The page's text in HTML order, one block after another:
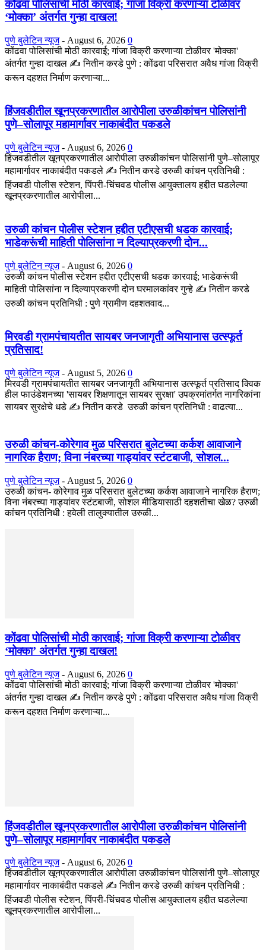
कोंढवा पोलिसांची मोठी कारवाई; गांजा विक्री करणाऱ्या टोळीवर
‘मोक्का’ अंतर्गत गुन्हा दाखल!
पुणे बुलेटिन न्यूज - August 6, 2026 0
कोंढवा पोलिसांची मोठी कारवाई; गांजा विक्री करणाऱ्या टोळीवर 'मोक्का'
अंतर्गत गुन्हा दाखल ✍️ नितीन करडे पुणे : कोंढवा परिसरात अवैध गांजा विक्री
करून दहशत निर्माण करणाऱ्या...
हिंजवडीतील खूनप्रकरणातील आरोपीला उरुळीकांचन पोलिसांनी
पुणे–सोलापूर महामार्गावर नाकाबंदीत पकडले
पुणे बुलेटिन न्यूज - August 6, 2026 0
हिंजवडीतील खूनप्रकरणातील आरोपीला उरुळीकांचन पोलिसांनी पुणे–सोलापूर
महामार्गावर नाकाबंदीत पकडले ✍️ नितीन करडे उरुळी कांचन प्रतिनिधी :
हिंजवडी पोलीस स्टेशन, पिंपरी-चिंचवड पोलीस आयुक्तालय हद्दीत घडलेल्या
खूनप्रकरणातील आरोपीला...
उरुळी कांचन पोलीस स्टेशन हद्दीत एटीएसची धडक कारवाई;
भाडेकरूंची माहिती पोलिसांना न दिल्याप्रकरणी दोन...
पुणे बुलेटिन न्यूज - August 6, 2026 0
उरुळी कांचन पोलीस स्टेशन हद्दीत एटीएसची धडक कारवाई; भाडेकरूंची
माहिती पोलिसांना न दिल्याप्रकरणी दोन घरमालकांवर गुन्हे ✍️ नितीन करडे
उरुळी कांचन प्रतिनिधी : पुणे ग्रामीण दहशतवाद...
मिरवडी ग्रामपंचायतीत सायबर जनजागृती अभियानास उत्स्फूर्त
प्रतिसाद!
पुणे बुलेटिन न्यूज - August 5, 2026 0
मिरवडी ग्रामपंचायतीत सायबर जनजागृती अभियानास उत्स्फूर्त प्रतिसाद क्विक
हील फाउंडेशनच्या 'सायबर शिक्षणातून सायबर सुरक्षा' उपक्रमांतर्गत नागरिकांना
सायबर सुरक्षेचे धडे ✍️ नितीन करडे उरुळी कांचन प्रतिनिधी : वाढत्या...
उरुळी कांचन-कोरेगाव मुळ परिसरात बुलेटच्या कर्कश आवाजाने
नागरिक हैराण; विना नंबरच्या गाड्यांवर स्टंटबाजी, सोशल...
पुणे बुलेटिन न्यूज - August 5, 2026 0
उरुळी कांचन- कोरेगाव मुळ परिसरात बुलेटच्या कर्कश आवाजाने नागरिक हैराण;
विना नंबरच्या गाड्यांवर स्टंटबाजी, सोशल मीडियासाठी दहशतीचा खेळ? उरुळी
कांचन प्रतिनिधी : हवेली तालुक्यातील उरुळी...
कोंढवा पोलिसांची मोठी कारवाई; गांजा विक्री करणाऱ्या टोळीवर
‘मोक्का’ अंतर्गत गुन्हा दाखल!
पुणे बुलेटिन न्यूज - August 6, 2026 0
कोंढवा पोलिसांची मोठी कारवाई; गांजा विक्री करणाऱ्या टोळीवर 'मोक्का'
अंतर्गत गुन्हा दाखल ✍️ नितीन करडे पुणे : कोंढवा परिसरात अवैध गांजा विक्री
करून दहशत निर्माण करणाऱ्या...
हिंजवडीतील खूनप्रकरणातील आरोपीला उरुळीकांचन पोलिसांनी
पुणे–सोलापूर महामार्गावर नाकाबंदीत पकडले
पुणे बुलेटिन न्यूज - August 6, 2026 0
हिंजवडीतील खूनप्रकरणातील आरोपीला उरुळीकांचन पोलिसांनी पुणे–सोलापूर
महामार्गावर नाकाबंदीत पकडले ✍️ नितीन करडे उरुळी कांचन प्रतिनिधी :
हिंजवडी पोलीस स्टेशन, पिंपरी-चिंचवड पोलीस आयुक्तालय हद्दीत घडलेल्या
खूनप्रकरणातील आरोपीला...